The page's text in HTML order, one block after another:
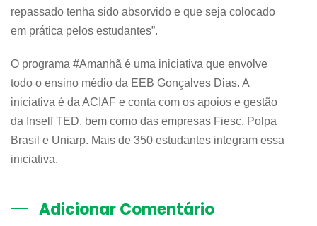
repassado tenha sido absorvido e que seja colocado
em prática pelos estudantes”.
O programa #Amanhã é uma iniciativa que envolve
todo o ensino médio da EEB Gonçalves Dias. A
iniciativa é da ACIAF e conta com os apoios e gestão
da Inself TED, bem como das empresas Fiesc, Polpa
Brasil e Uniarp. Mais de 350 estudantes integram essa
iniciativa.
Adicionar Comentário